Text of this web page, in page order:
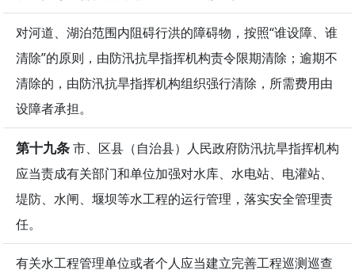
对河道、湖泊范围内阻碍行洪的障碍物，按照“谁设障、谁
清除”的原则，由防汛抗旱指挥机构责令限期清除；逾期不
清除的，由防汛抗旱指挥机构组织强行清除，所需费用由
设障者承担。
第十九条市、区县（自治县）人民政府防汛抗旱指挥机构
应当责成有关部门和单位加强对水库、水电站、电灌站、
堤防、水闸、堰坝等水工程的运行管理，落实安全管理责
任。
有关水工程管理单位或者个人应当建立完善工程巡测巡查